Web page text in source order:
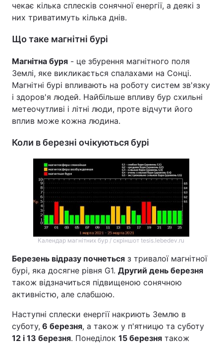
чекає кілька сплесків сонячної енергії, а деякі з
них триватимуть кілька днів.
Що таке магнітні бурі
Магнітна буря - це збурення магнітного поля
Землі, яке викликається спалахами на Сонці.
Магнітні бурі впливають на роботу систем зв'язку
і здоров'я людей. Найбільше впливу бур схильні
метеочутливі і літні люди, проте відчути його
вплив може кожна людина.
Коли в березні очікуються бурі
Календар магнітних бур / скріншот tesis.lebedev.ru
Березень відразу почнеться з тривалої магнітної
бурі, яка досягне рівня G1. Другий день березня
також відзначиться підвищеною сонячною
активністю, але слабшою.
Наступні сплески енергії накриють Землю в
суботу, 6 березня, а також у п'ятницю та суботу
12 і 13 березня. Понеділок 15 березня також